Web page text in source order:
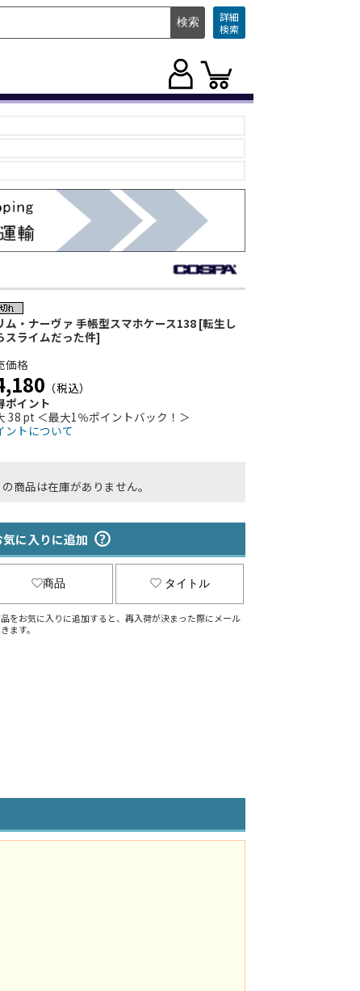
詳細
検索
ム・ナーヴァ 手帳型スマホケース138 [転生し
スライムだった件]
価格
（税込）
ポイント
38 pt ＜最大1％ポイントバック！＞
ントについて
の商品は在庫がありません。
気に入りに追加
商品 タイトル
をお気に入りに追加すると、再入荷が決まった際にメール
ます。